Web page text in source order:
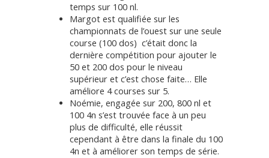
temps sur 100 nl.
Margot est qualifiée sur les
championnats de l’ouest sur une seule
course (100 dos) c’était donc la
dernière compétition pour ajouter le
50 et 200 dos pour le niveau
supérieur et c’est chose faite… Elle
améliore 4 courses sur 5.
Noémie, engagée sur 200, 800 nl et
100 4n s’est trouvée face à un peu
plus de difficulté, elle réussit
cependant à être dans la finale du 100
4n et à améliorer son temps de série.